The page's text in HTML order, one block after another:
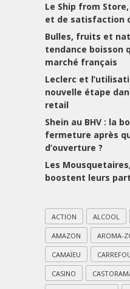
Le Ship from
et de satisfaction
Bulles, fruits et
tendance boisson
marché français
Leclerc et
nouvelle étape
retail
Shein au BHV : la
fermeture après
d’ouverture ?
Les
boostent leurs
ACTION ALCOOL
AMAZON AROMA-
CAMAÏEU
CASINO